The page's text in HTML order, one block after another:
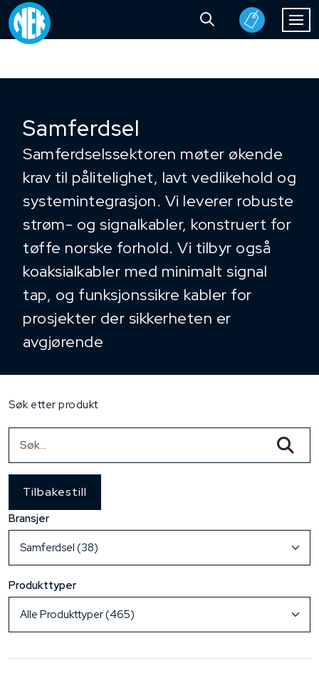
Samferdsel
Samferdselssektoren møter økende
krav til pålitelighet, lavt vedlikehold og
systemintegrasjon. Vi leverer robuste
strøm- og signalkabler, konstruert for
tøffe norske forhold. Vi tilbyr også
koaksialkabler med minimalt signal
tap, og funksjonssikre kabler for
prosjekter der sikkerheten er
avgjørende
Søk etter produkt
Tilbakestill
Bransjer
Produkttyper